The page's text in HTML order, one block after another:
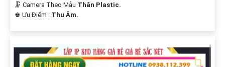
🗜️ Camera Theo Mẫu Thân Plastic.
️♚ Ưu Điểm : Thu Âm.